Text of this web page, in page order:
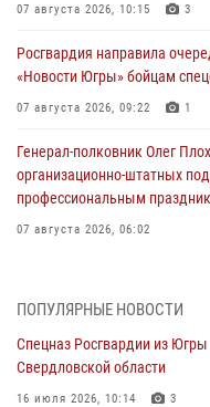
07 августа 2026, 10:15 3
Росгвардия направила
«Новости Югры» бойцам
07 августа 2026, 09:22 1
Генерал-полковник Олег
организационно-штатных
профессиональным
07 августа 2026, 06:02
Военнослужащие
направлении
ПОПУЛЯРНЫЕ НОВОСТИ
Спецназ Росгвардии из
Свердловской области
16 июля 2026, 10:14 3